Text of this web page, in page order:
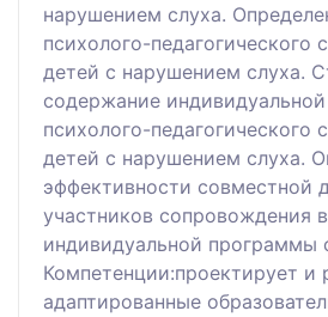
нарушением слуха.
психолого-педагогического
детей с нарушением слуха.
содержание
психолого-педагогического
детей с нарушением слуха.
эффективности совместной
участников сопровождения
индивидуальной программы
Компетенции:проектирует и
адаптированные